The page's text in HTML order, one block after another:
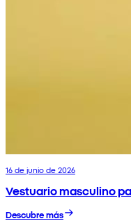
16 de junio de 2026
Vestuario masculino
Descubre más